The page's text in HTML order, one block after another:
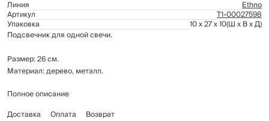
Линия
Ethno
Артикул Т1-00027598
Упаковка 10 x 27 x 10(Ш x В x Д)
Подсвечник для одной свечи.
Размер: 26 см.
Материал: дерево, металл.
Рекомендуется сухая чистка.
Полное описание
Доставка
Оплата Возврат